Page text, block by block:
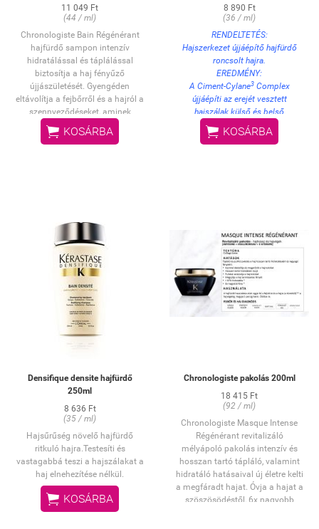
hőmérséklet). Lassú, folyamatos
mozdulatokkal dolgozzon
tincsenként (kb. 3 cm
szélességben). Vasalja át
mindegyik tincset maximum
kétszer.
11 049 Ft
(44 / ml)
Chronologiste Bain Régénérant
hajfürdő sampon intenzív
hidratálással és táplálással
biztosítja a haj fényűző
újjászületését. Gyengéden
eltávolítja a fejbőrről és a hajról a
szennyeződéseket, aminek
köszönhetően a haj ellenállóvá,
ragyogóan fényessé és selymes
 KOSÁRBA
8 890 Ft
(36 / ml)
RENDELTETÉS:
Hajszerkezet újjáépítő hajfürdő
roncsolt hajra.
EREDMÉNY:
A Ciment-Cylane3Complex
újjáépíti az erejét vesztett
hajszálak külső és belső
szerkezetét, ezáltal helyreállítja a
haj felépítését, és visszaadja
 KOSÁRBA
Densifique densite hajfürdő
250ml
8 636 Ft
(35 / ml)
Hajsűrűség növelő hajfürdő
ritkuló hajra.Testesíti és
vastagabbá teszi a hajszálakat a
haj elnehezítése nélkül.
 KOSÁRBA
Chronologiste pakolás 200ml
18 415 Ft
(92 / ml)
Chronologiste Masque Intense
Régénérant revitalizáló
mélyápoló pakolás intenzív és
hosszan tartó tápláló, valamint
hidratáló hatásaival új életre kelti
a megfáradt hajat. Óvja a hajat a
szöszösödéstől, 6x nagyobb